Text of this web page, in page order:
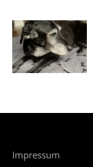
Impressum